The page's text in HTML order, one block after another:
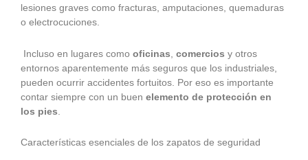
lesiones graves como fracturas, amputaciones, quemaduras
o electrocuciones.
Incluso en lugares como oficinas comercios y otros
entornos aparentemente más seguros que los industriales,
pueden ocurrir accidentes fortuitos. Por eso es importante
contar siempre con un buen elemento de protección en
los pies
Características esenciales de los zapatos de seguridad